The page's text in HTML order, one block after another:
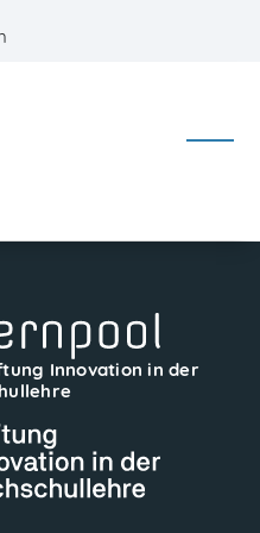
menu
menu
Innovation in der